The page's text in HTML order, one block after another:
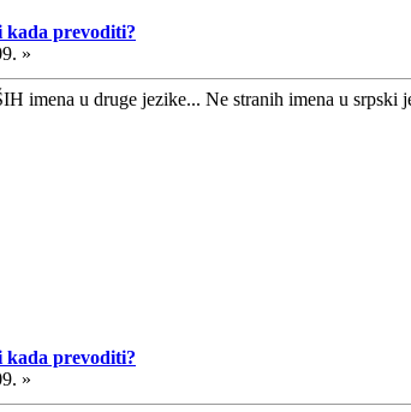
kada prevoditi?
»
imena u druge jezike... Ne stranih imena u srpski
kada prevoditi?
»